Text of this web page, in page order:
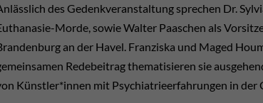
des Gedenkveranstaltung sprechen Dr.
Morde, sowie Walter Paaschen als
an der Havel. Franziska und Maged
Redebeitrag thematisieren sie
Künstler*innen mit Psychiatrieerfahrungen in der